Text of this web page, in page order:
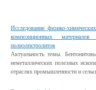
Исследование физико-
композиционных
полиэлектролитов
Актуальность темы.
неметаллических полезных
отраслях промышленности и